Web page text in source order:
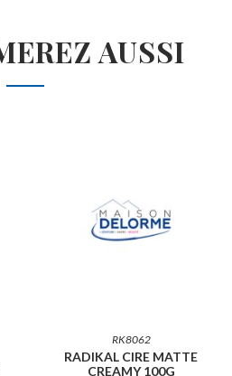
AUSSI
RK8062
RADIKAL CIRE MATTE
CREAMY 100G